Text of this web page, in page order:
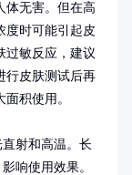
体无害。但在高
度时可能引起皮
过敏反应，建议
行皮肤测试后再
面积使用。
射和高温。长
响使用效果。